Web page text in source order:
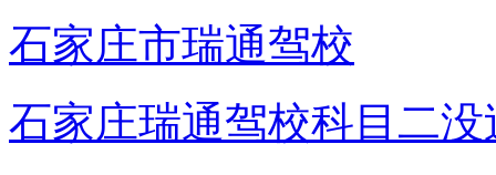
石家庄市瑞通驾校
石家庄瑞通驾校科目二